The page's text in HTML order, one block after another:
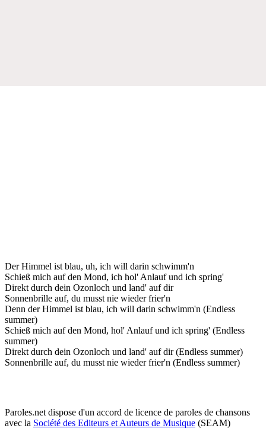
Der Himmel ist blau, uh, ich will darin schwimm'n
Schieß mich auf den Mond, ich hol' Anlauf und ich spring'
Direkt durch dein Ozonloch und land' auf dir
Sonnenbrille auf, du musst nie wieder frier'n
Denn der Himmel ist blau, ich will darin schwimm'n (Endless
summer)
Schieß mich auf den Mond, hol' Anlauf und ich spring' (Endless
summer)
Direkt durch dein Ozonloch und land' auf dir (Endless summer)
Sonnenbrille auf, du musst nie wieder frier'n (Endless summer)
Paroles.net dispose d'un accord de licence de paroles de chansons
avec la Société des Editeurs et Auteurs de Musique (SEAM)